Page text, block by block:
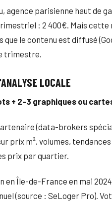
agence parisienne haut de
: 2 400€. Mais cette
le contenu est diffusé
trimestre.
LOCALE
+ 2-3 graphiques ou
(data-brokers
prix m², volumes,
prix par quartier.
en Île-de-France en mai
(source : SeLoger Pro).